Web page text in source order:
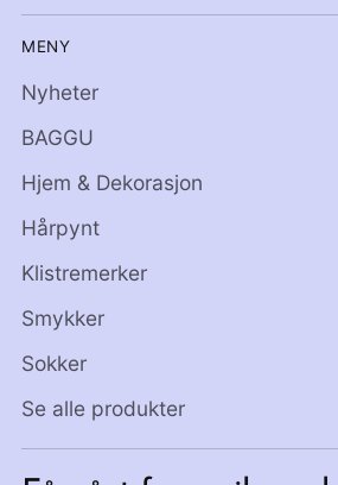
MENY
Nyheter
BAGGU
Hjem & Dekorasjon
Hårpynt
Klistremerker
Smykker
Sokker
Se alle produkter